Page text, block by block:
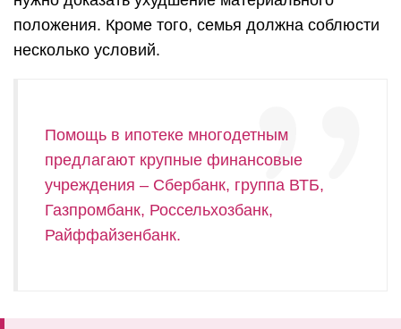
положения. Кроме того, семья должна соблюсти
несколько условий.
Помощь в ипотеке многодетным
предлагают крупные финансовые
учреждения – Сбербанк, группа ВТБ,
Газпромбанк, Россельхозбанк,
Райффайзенбанк.